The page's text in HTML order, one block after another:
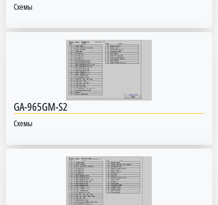
Схемы
GA-965GM-S2
Схемы